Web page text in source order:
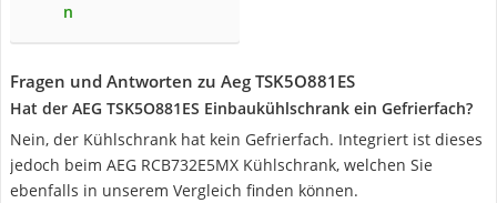
n
Fragen und Antworten zu Aeg TSK5O881ES
Hat der AEG TSK5O881ES Einbaukühlschrank ein Gefrierfach?
Nein, der Kühlschrank hat kein Gefrierfach. Integriert ist dieses
jedoch beim AEG RCB732E5MX Kühlschrank, welchen Sie
ebenfalls in unserem Vergleich finden können.